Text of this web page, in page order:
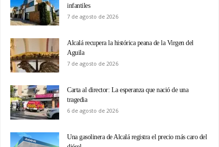
infantiles
7 de agosto de 2026
Alcalá recupera la histórica peana de la Virgen del
Aguila
7 de agosto de 2026
Carta al director: La esperanza que nació de una
tragedia
6 de agosto de 2026
Una gasolinera de Alcalá registra el precio más caro del